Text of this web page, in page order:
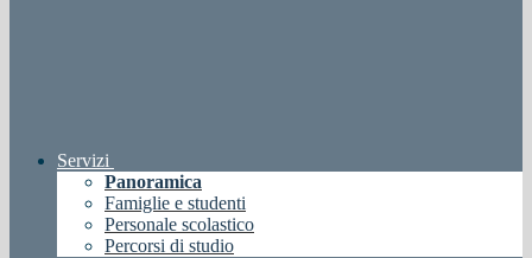
Servizi
Panoramica
Famiglie e studenti
Personale scolastico
Percorsi di studio